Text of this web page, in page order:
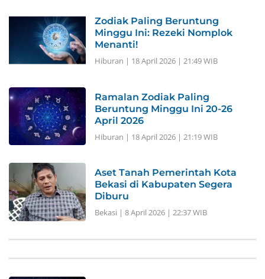
Zodiak Paling Beruntung
Minggu Ini: Rezeki Nomplok
Menanti!
Hiburan | 18 April 2026 | 21:49 WIB
Ramalan Zodiak Paling
Beruntung Minggu Ini 20-26
April 2026
Hiburan | 18 April 2026 | 21:19 WIB
Aset Tanah Pemerintah Kota
Bekasi di Kabupaten Segera
Diburu
Bekasi | 8 April 2026 | 22:37 WIB